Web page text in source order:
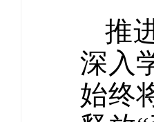
推
深入
始终